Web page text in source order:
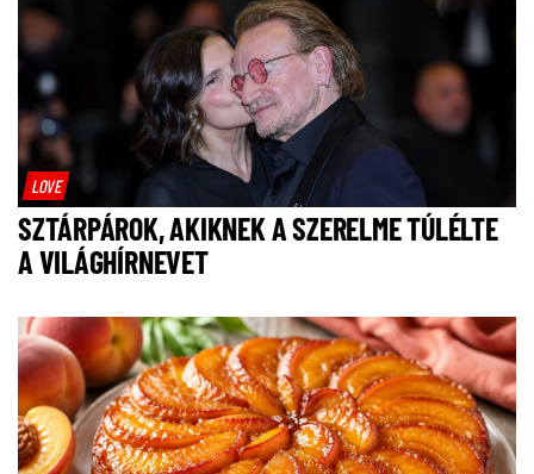
LOVE
SZTÁRPÁROK, AKIKNEK A SZERELME TÚLÉLTE
A VILÁGHÍRNEVET